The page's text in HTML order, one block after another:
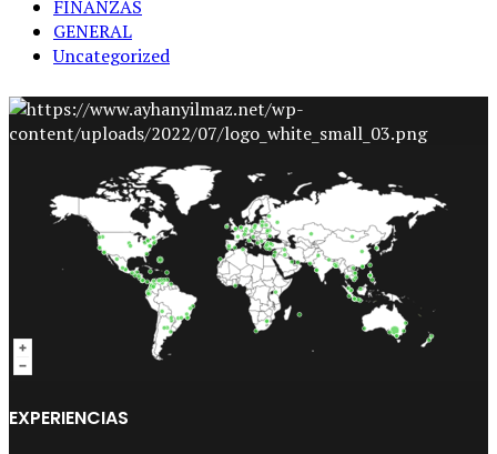
FINANZAS
GENERAL
Uncategorized
EXPERIENCIAS